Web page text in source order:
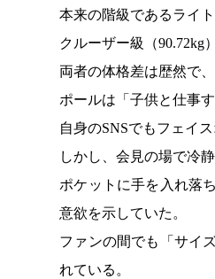
本来の階級であるライ
クルーザー級（90.72kg
両者の体格差は歴然で
ポールは「子供と仕事
自身のSNSでもフェイ
しかし、会見の場で冷
ポケットに手を入れ落
意欲を示していた。
ファンの間でも「サイ
れている。